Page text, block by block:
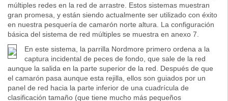
múltiples redes en la red de arrastre. Estos sistemas muestran
gran promesa, y están siendo actualmente ser utilizado con éxito
en nuestra pesquería de camarón norte altura. La configuración
básica del sistema de red múltiples se muestra en anexo 7.
En este sistema, la parrilla Nordmore primero ordena a la
captura incidental de peces de fondo, que sale de la red
aunque la salida en la parte superior de la red. Después de que
el camarón pasa aunque esta rejilla, ellos son guiados por un
panel de red hacia la parte inferior de una cuadrícula de
clasificación tamaño (que tiene mucho más pequeños